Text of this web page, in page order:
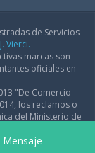
Mensaje
de Servicios
Vierci.
marcas son
oficiales en
"De Comercio
los reclamos o
del Ministerio de